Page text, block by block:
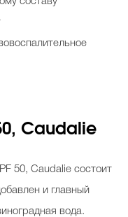
Caudalie
50, Caudalie состоит
и главный
вода.